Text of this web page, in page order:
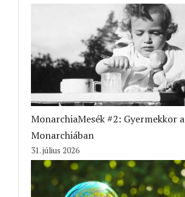
MonarchiaMesék #2: Gyermekkor a
Monarchiában
31. július 2026